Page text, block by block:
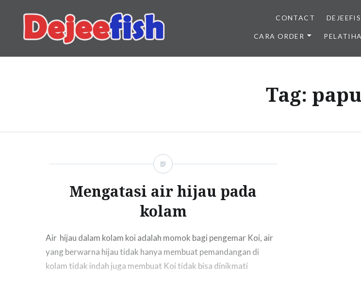
content
DEJEEFISH | PRODUSEN BENIH IKAN
CONTACT
CARA ORDER
Tag:
Mengatasi air hijau pada
kolam
Air hijau dalam kolam koi adalah momok bagi pengemar Koi, air
yang berwarna hijau tidak hanya membuat pemandangan di
kolam tidak indah juga membuat Koi tidak bisa dinikmati